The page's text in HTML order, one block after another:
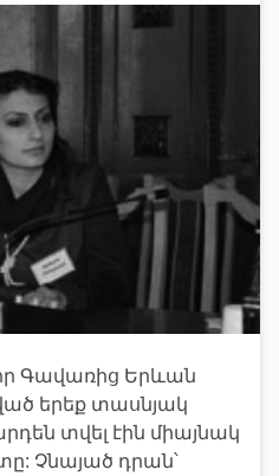
Գավառից Երևան
երեք տասնյակ
տվել էին միայնակ
Չնայած դրան՝